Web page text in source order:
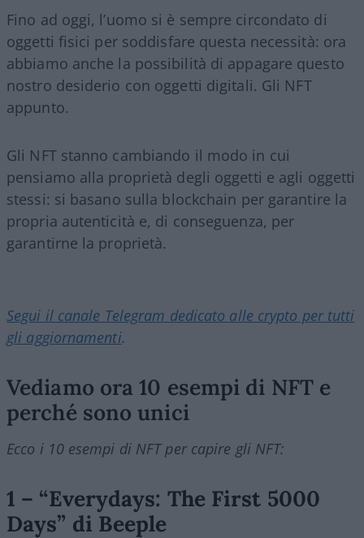
Fino ad oggi, l’uomo si è sempre circondato di
oggetti fisici per soddisfare questa necessità: ora
abbiamo anche la possibilità di appagare questo
nostro desiderio con oggetti digitali. Gli NFT
appunto.
Gli NFT stanno cambiando il modo in cui
pensiamo alla proprietà degli oggetti e agli oggetti
stessi: si basano sulla blockchain per garantire la
propria autenticità e, di conseguenza, per
garantirne la proprietà.
Segui il canale Telegram dedicato alle crypto per tutti
gli aggiornamenti.
Vediamo ora 10 esempi di NFT e
perché sono unici
Ecco i 10 esempi di NFT per capire gli NFT:
1 – “Everydays: The First 5000
Days” di Beeple